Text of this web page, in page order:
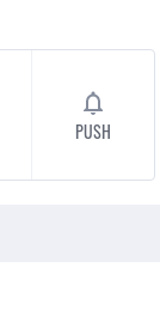
PUSH